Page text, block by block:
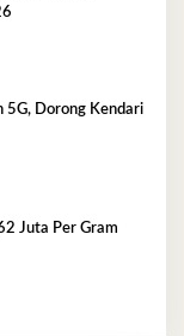
5G, Dorong Kendari
Juta Per Gram